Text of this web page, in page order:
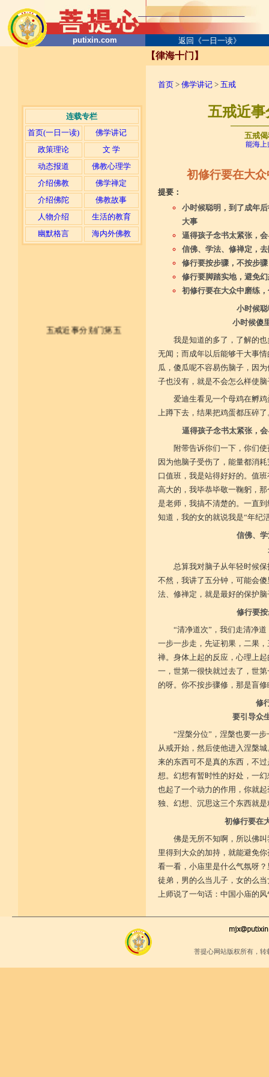
putixin.com 返回《一日一读》
连载专栏
首页(一日一读)
佛学讲记
政策理论
文 学
动态报道
佛教心理学
介绍佛教
佛学禅定
介绍佛陀
佛教故事
人物介绍
生活的教育
幽默格言
海内外佛教
【律海十门】
首页 > 佛学讲记 > 五戒
五戒近
五戒
能海上
初修行要在大
提要：
小时候聪明，到了成年
大事
逼得孩子念书太紧张，
信佛、学法、修禅定，
修行要按步骤，不按步
修行要脚踏实地，避免
初修行要在大众中磨练
小时候
小时候傻
我是知道的多了，了解的
无闻；而成年以后能够干大事
瓜，傻瓜呢不容易伤脑子，因
子也没有，就是不会怎么样使
爱迪生看见一个母鸡在孵
上蹲下去，结果把鸡蛋都压碎了
逼得孩子念书太紧张，
附带告诉你们一下，你们
因为他脑子受伤了，能量都消
口值班，我是站得好好的。值
高大的，我毕恭毕敬一鞠躬，
是老师，我搞不清楚的。一直
知道，我的女的就说我是“年纪
信佛、
总算我对脑子从年轻时候
不然，我讲了五分钟，可能会
法、修禅定，就是最好的保护
修行要
“清净道次”，我们走清净
一步一步走，先证初果，二果
禅。身体上起的反应，心理上
一，世第一很快就过去了，世
的呀。你不按步骤修，那是盲
修
要引导众
“涅槃分位”，涅槃也要一
从戒开始，然后使他进入涅槃
来的东西可不是真的东西，不
想。幻想有暂时性的好处，一
也起了一个动力的作用，你就
独、幻想、沉思这三个东西就
初修行要在
佛是无所不知啊，所以佛
里得到大众的加持，就能避免
看一看，小庙里是什么气氛呀
徒弟，男的么当儿子，女的么
上师说了一句话：中国小庙的
菩提心网站版权所有，
五戒近事分别门第五